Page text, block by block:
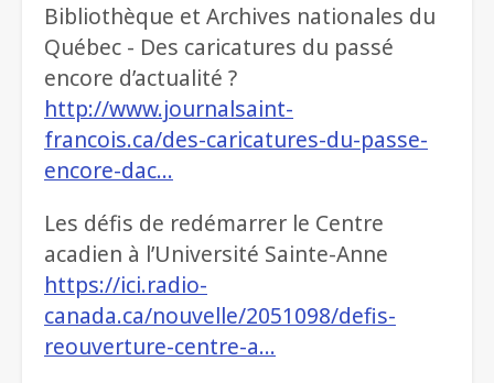
Bibliothèque et Archives nationales du
Québec - Des caricatures du passé
encore d’actualité ?
http://www.journalsaint-
francois.ca/des-caricatures-du-passe-
encore-dac…
Les défis de redémarrer le Centre
acadien à l’Université Sainte-Anne
https://ici.radio-
canada.ca/nouvelle/2051098/defis-
reouverture-centre-a…